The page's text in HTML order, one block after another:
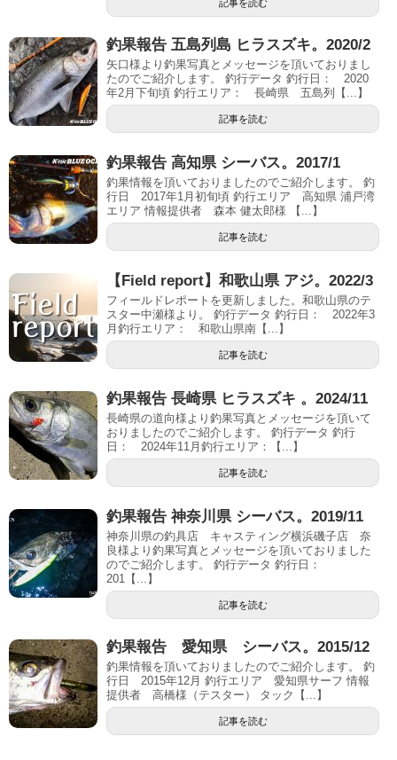
記事を読む
釣果報告 五島列島 ヒラスズキ。2020/2
矢口様より釣果写真とメッセージを頂いておりまし
たのでご紹介します。 釣行データ 釣行日： 2020
年2月下旬頃 釣行エリア： 長崎県 五島列【...】
記事を読む
釣果報告 高知県 シーバス。2017/1
釣果情報を頂いておりましたのでご紹介します。 釣
行日 2017年1月初旬頃 釣行エリア 高知県 浦戸湾
エリア 情報提供者 森本 健太郎様 【...】
記事を読む
【Field report】和歌山県 アジ。2022/3
フィールドレポートを更新しました。和歌山県のテ
スター中瀬様より。 釣行データ 釣行日： 2022年3
月釣行エリア： 和歌山県南【...】
記事を読む
釣果報告 長崎県 ヒラスズキ 。2024/11
長崎県の道向様より釣果写真とメッセージを頂いて
おりましたのでご紹介します。 釣行データ 釣行
日： 2024年11月釣行エリア：【...】
記事を読む
釣果報告 神奈川県 シーバス。2019/11
神奈川県の釣具店 キャスティング横浜磯子店 奈
良様より釣果写真とメッセージを頂いておりました
のでご紹介します。 釣行データ 釣行日：
201【...】
記事を読む
釣果報告 愛知県 シーバス。2015/12
釣果情報を頂いておりましたのでご紹介します。 釣
行日 2015年12月 釣行エリア 愛知県サーフ 情報
提供者 高橋様（テスター） タック【...】
記事を読む